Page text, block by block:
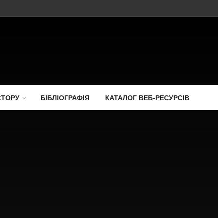
БІБЛІОГРАФІЯ КАТАЛОГ ВЕБ-РЕСУРСІВ